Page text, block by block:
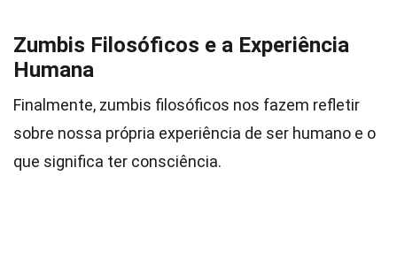
Zumbis Filosóficos e a Experiência
Humana
Finalmente, zumbis filosóficos nos fazem refletir
sobre nossa própria experiência de ser humano e o
que significa ter consciência.